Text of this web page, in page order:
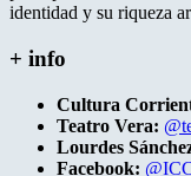
identidad y su riqueza
+ info
Cultura
Teatro Vera:
Lourdes
Facebook: